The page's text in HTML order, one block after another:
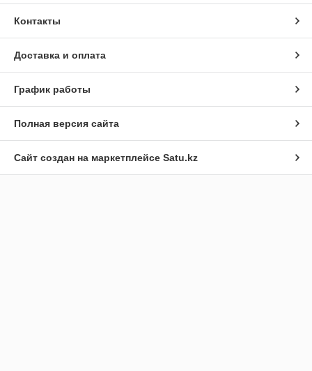
Контакты
Доставка и оплата
График работы
Полная версия сайта
Сайт создан на маркетплейсе Satu.kz